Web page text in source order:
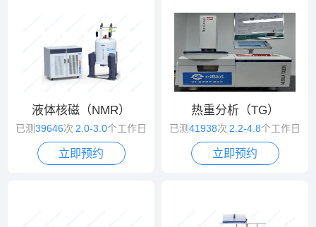
液体核磁（NMR）
已测39646次 2.0-3.0个工作日
立即预约
热重分析（TG）
已测41938次 2.2-4.8个工作日
立即预约